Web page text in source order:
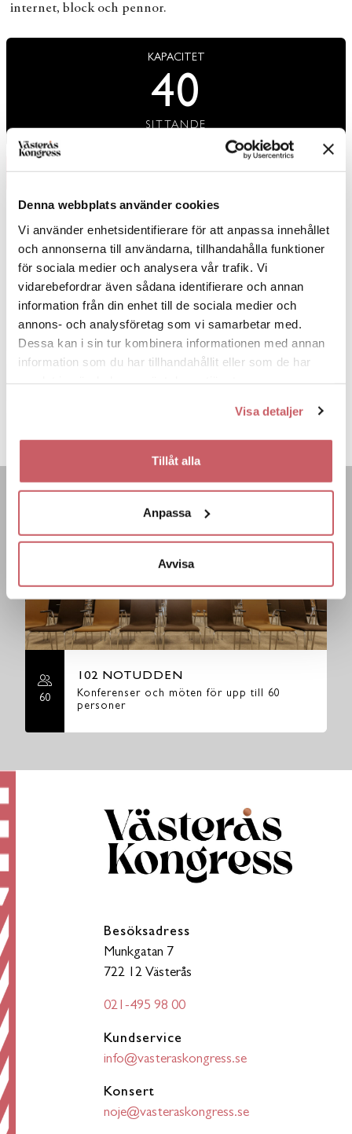
Denna webbplats använder cookies
Vi använder enhetsidentifierare för att anpassa innehållet
och annonserna till användarna, tillhandahålla funktioner
för sociala medier och analysera vår trafik. Vi
vidarebefordrar även sådana identifierare och annan
information från din enhet till de sociala medier och
annons- och analysföretag som vi samarbetar med.
Dessa kan i sin tur kombinera informationen med annan
information som du har tillhandahållit eller som de har
Visa detaljer
Tillåt alla
Anpassa
Avvisa
internet, block och pennor.
KAPACITET
40
SITTANDE
BOKA NU
40 30 20
30 18
66 KVM
LIKNANDE LOKALER
60
102 NOTUDDEN
Konferenser och möten för upp till 60
personer
Besöksadress
Munkgatan 7
722 12 Västerås
021-495 98 00
Kundservice
info@vasteraskongress.se
Konsert
noje@vasteraskongress.se